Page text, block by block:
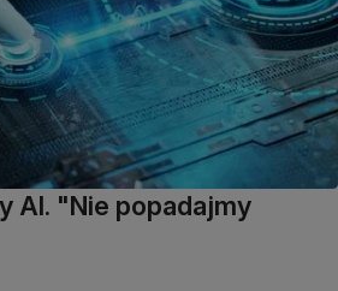
AI. "Nie popadajmy